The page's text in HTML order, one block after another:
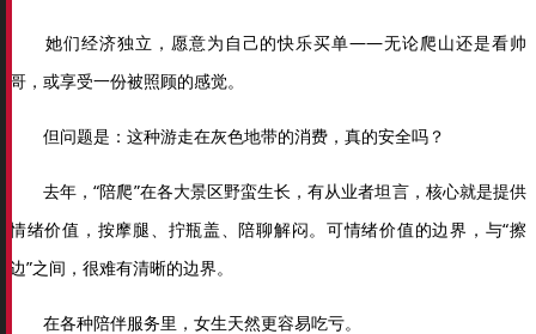
她们经济独立，愿意为自己的快乐买单——无论爬山还是看帅
哥，或享受一份被照顾的感觉。
但问题是：这种游走在灰色地带的消费，真的安全吗？
去年，“陪爬”在各大景区野蛮生长，有从业者坦言，核心就是提供
情绪价值，按摩腿、拧瓶盖、陪聊解闷。可情绪价值的边界，与“擦
边”之间，很难有清晰的边界。
在各种陪伴服务里，女生天然更容易吃亏。